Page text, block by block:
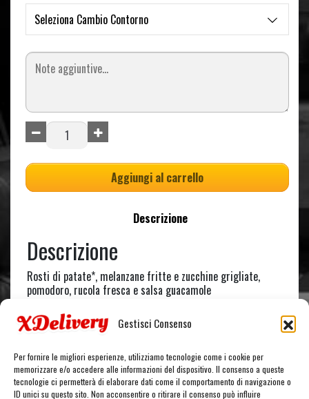
Gestisci Consenso
Per fornire le migliori esperienze, utilizziamo tecnologie come i cookie per
memorizzare e/o accedere alle informazioni del dispositivo. Il consenso a queste
tecnologie ci permetterà di elaborare dati come il comportamento di navigazione o
ID unici su questo sito. Non acconsentire o ritirare il consenso può influire
Seleziona Cambio Contorno
Aggiungi al carrello
Descrizione
Descrizione
Rosti di patate*, melanzane fritte e zucchine grigliate,
pomodoro, rucola fresca e salsa guacamole
Tutti i piatti sono accompagnati da pane*, patatine fritte
stealt* e salsa funny cream